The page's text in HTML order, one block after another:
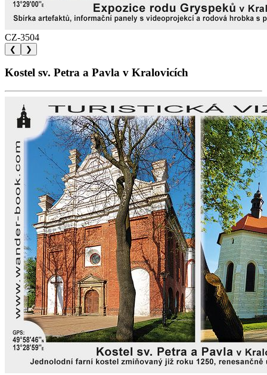
CZ-3504
❮ ❯
Kostel sv. Petra a Pavla v Kralovicích